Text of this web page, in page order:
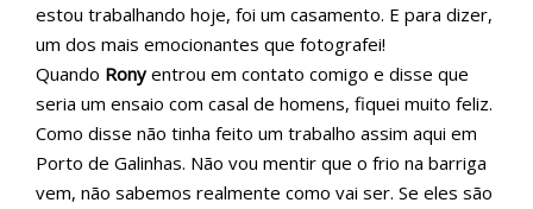
estou trabalhando hoje, foi um casamento. E para dizer,
um dos mais emocionantes que fotografei!
Quando Ronyentrou em contato comigo e disse que
seria um ensaio com casal de homens, fiquei muito feliz.
Como disse não tinha feito um trabalho assim aqui em
Porto de Galinhas. Não vou mentir que o frio na barriga
vem, não sabemos realmente como vai ser. Se eles são